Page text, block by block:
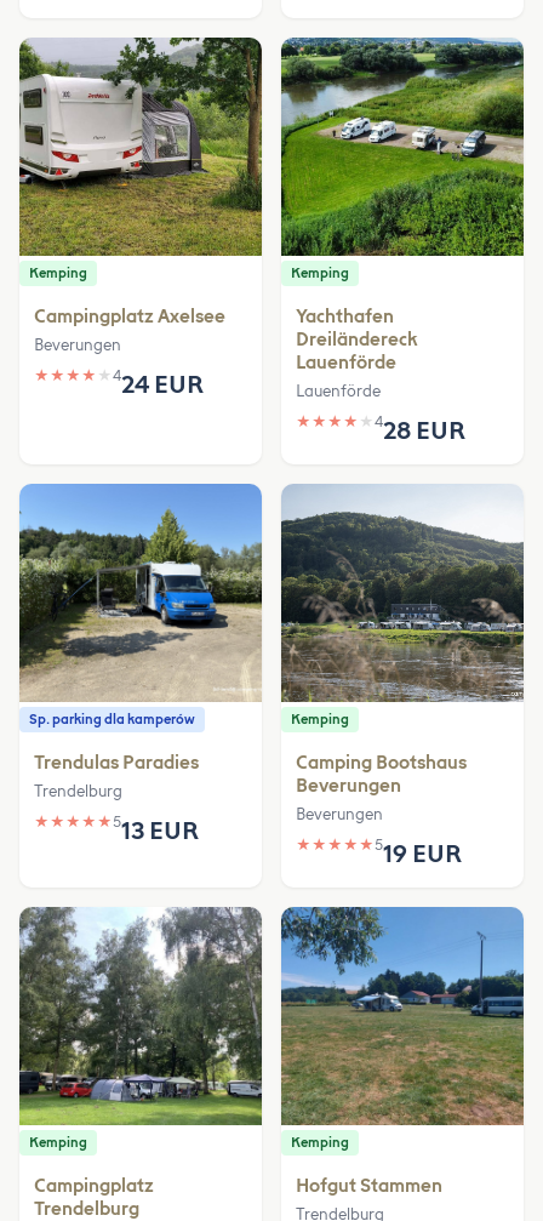
Kemping
Campingplatz Axelsee
Beverungen
★ ★ ★ ★ ★ 424 EUR
Kemping
Yachthafen
Dreiländereck
Lauenförde
Lauenförde
★ ★ ★ ★ ★ 428 EUR
Sp. parking dla kamperów
Trendulas Paradies
Trendelburg
★ ★ ★ ★ ★513 EUR
Kemping
Camping Bootshaus
Beverungen
Beverungen
★ ★ ★ ★ ★519 EUR
Kemping
Campingplatz
Trendelburg
Kemping
Hofgut Stammen
Trendelburg